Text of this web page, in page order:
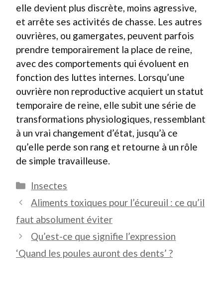
elle devient plus discrète, moins agressive,
et arrête ses activités de chasse. Les autres
ouvrières, ou gamergates, peuvent parfois
prendre temporairement la place de reine,
avec des comportements qui évoluent en
fonction des luttes internes. Lorsqu’une
ouvrière non reproductive acquiert un statut
temporaire de reine, elle subit une série de
transformations physiologiques, ressemblant
à un vrai changement d’état, jusqu’à ce
qu’elle perde son rang et retourne à un rôle
de simple travailleuse.
Catégories
Insectes
Aliments toxiques pour l’écureuil : ce qu’il
faut absolument éviter
Qu’est-ce que signifie l’expression
‘Quand les poules auront des dents’ ?